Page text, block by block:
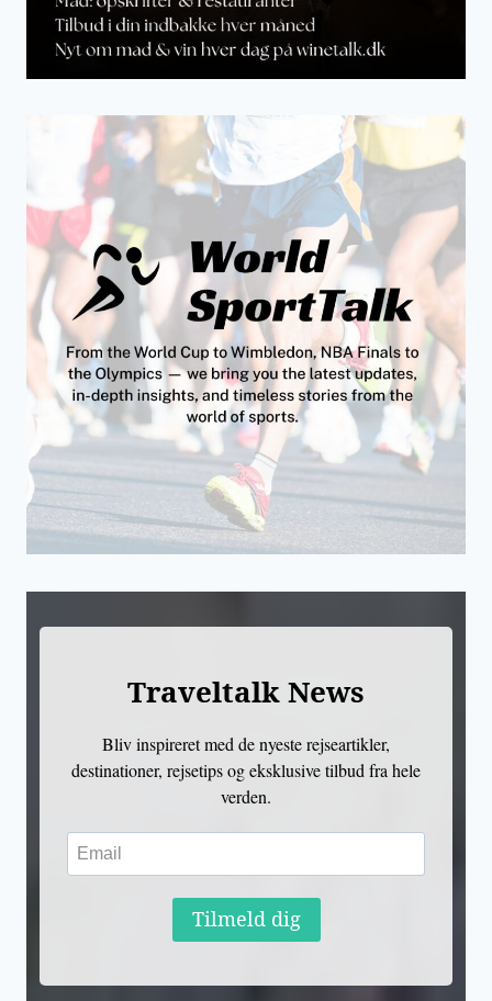
Traveltalk News
Bliv inspireret med de nyeste rejseartikler,
destinationer, rejsetips og eksklusive tilbud fra hele
verden.
Tilmeld dig